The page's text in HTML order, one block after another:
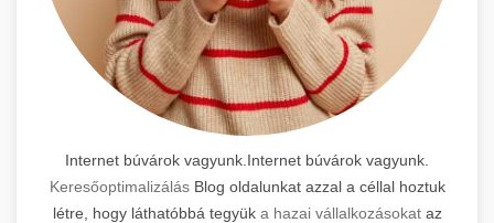
Internet búvárok vagyunk.Internet búvárok vagyunk.
KeresőoptimalizálásBlog oldalunkat azzal a céllal hoztuk
létre, hogy láthatóbbá tegyük a hazai vállalkozásokataz